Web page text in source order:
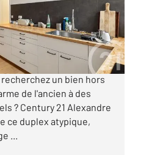
vendre
€
étage Place de la
recherchez un bien hors
de l'ancien à des
? Century 21 Alexandre
ce duplex atypique,
...